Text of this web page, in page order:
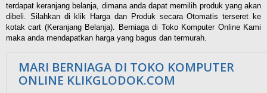
terdapat keranjang belanja, dimana anda dapat memilih produk yang akan
dibeli. Silahkan di klik Harga dan Produk secara Otomatis terseret ke
kotak cart (Keranjang Belanja). Berniaga di Toko Komputer Online Kami
maka anda mendapatkan harga yang bagus dan termurah.
MARI BERNIAGA DI TOKO KOMPUTER
ONLINE KLIKGLODOK.COM